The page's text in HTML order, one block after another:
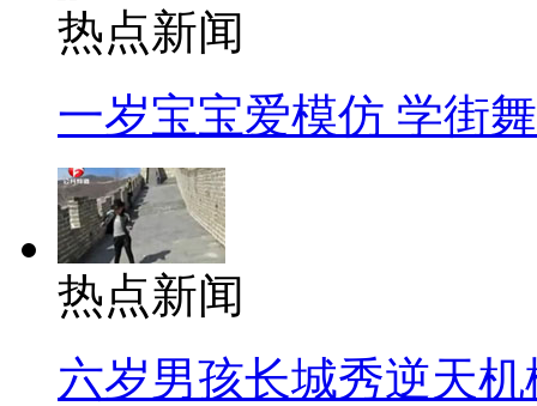
热点新闻
一岁宝宝爱模仿 学街
热点新闻
六岁男孩长城秀逆天机